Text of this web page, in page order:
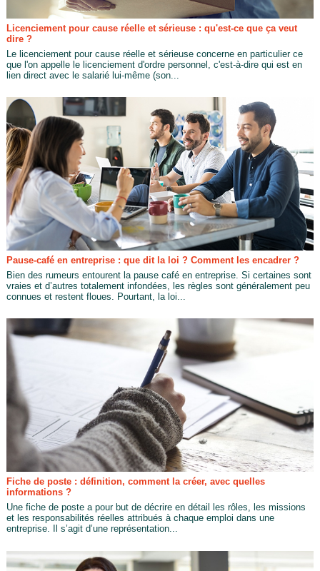
Licenciement pour cause réelle et sérieuse : qu'est-ce que ça veut
dire ?
Le licenciement pour cause réelle et sérieuse concerne en particulier ce
que l'on appelle le licenciement d'ordre personnel, c'est-à-dire qui est en
lien direct avec le salarié lui-même (son...
Pause-café en entreprise : que dit la loi ? Comment les encadrer ?
Bien des rumeurs entourent la pause café en entreprise. Si certaines sont
vraies et d’autres totalement infondées, les règles sont généralement peu
connues et restent floues. Pourtant, la loi...
Fiche de poste : définition, comment la créer, avec quelles
informations ?
Une fiche de poste a pour but de décrire en détail les rôles, les missions
et les responsabilités réelles attribués à chaque emploi dans une
entreprise. Il s’agit d’une représentation...